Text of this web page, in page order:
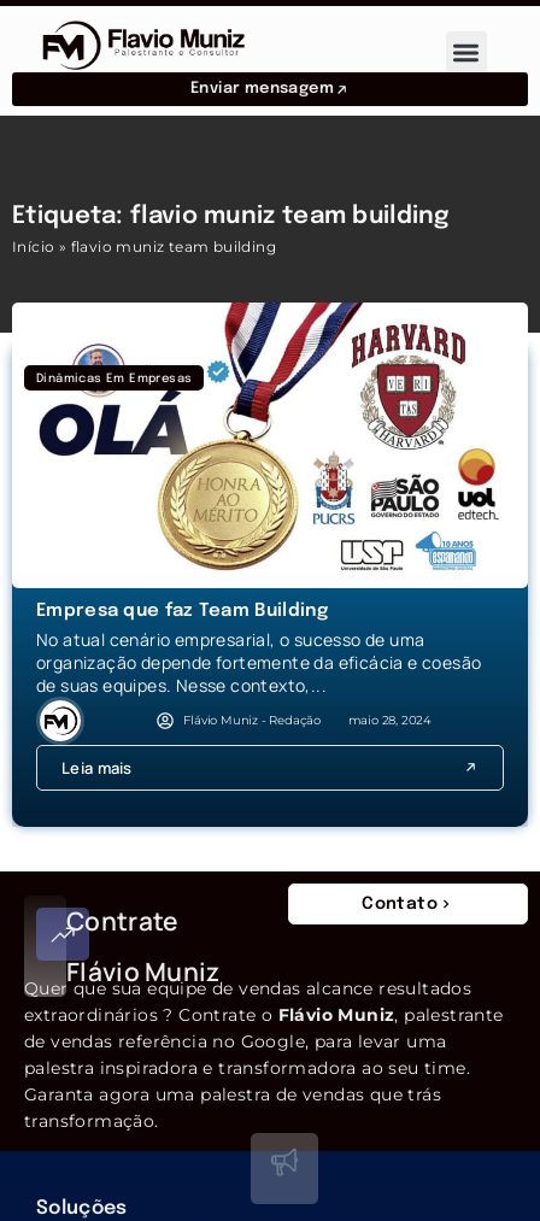
Enviar mensagem
Etiqueta: flavio muniz team building
Início » flavio muniz team building
Dinâmicas Em Empresas
Empresa que faz Team Building
No atual cenário empresarial, o sucesso de uma
organização depende fortemente da eficácia e coesão
de suas equipes. Nesse contexto,...
Flávio Muniz - Redação maio 28, 2024
Leia mais
Contrate
Flávio Muniz
Contato
Quer que sua equipe de vendas alcance resultados
extraordinários ? Contrate o Flávio Muniz, palestrante
de vendas referência no Google, para levar uma
palestra inspiradora e transformadora ao seu time.
Garanta agora uma palestra de vendas que trás
transformação.
Soluções